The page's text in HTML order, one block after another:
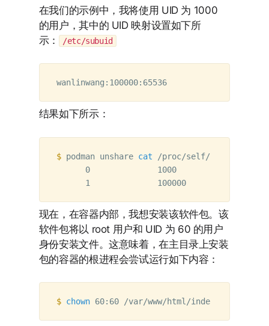
在我们的示例中，我将使用 UID 为 1000
的用户，其中的 UID 映射设置如下所
示：
/etc/subuid
wanlinwang:100000:65536
结果如下所示：
$ podman unshare cat /proc/self/uid_map
0              1000
现在，在容器内部，我想安装该软件包。该
软件包将以 root 用户和 UID 为 60 的用户
身份安装文件。这意味着，在主目录上安装
包的容器的根进程会尝试运行如下内容：
$ chown